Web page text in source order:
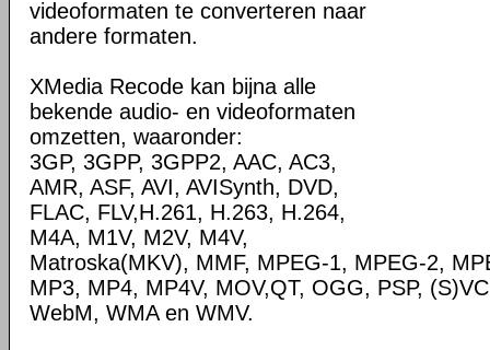
videoformaten te converteren naar
andere formaten.
XMedia Recode kan bijna alle
bekende audio- en videoformaten
omzetten, waaronder:
3GP, 3GPP, 3GPP2, AAC, AC3,
AMR, ASF, AVI, AVISynth, DVD,
FLAC, FLV,H.261, H.263, H.264,
M4A, M1V, M2V, M4V,
Matroska(MKV), MMF, MPEG-1, MPEG-2,
MP3, MP4, MP4V, MOV,QT, OGG, PSP,
WebM, WMA en WMV.